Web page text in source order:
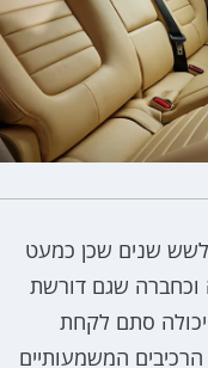
שנים שכן כמעט
וכחברה שגם דורשת
סתם לקחת
המשמעותיים